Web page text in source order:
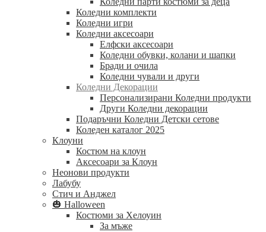
Коледни комплекти
Коледни игри
Коледни аксесоари
Елфски аксесоари
Коледни обувки, колани и шапки
Бради и очила
Коледни чували и други
Коледни Декорации
Персонализирани Коледни продукти
Други Коледни декорации
Подаръчни Коледни Детски сетове
Коледен каталог 2025
Клоуни
Костюм на клоун
Аксесоари за Клоун
Неонови продукти
Лабубу
Стич и Анджел
🎃 Halloween
Костюми за Хелоуин
За мъже